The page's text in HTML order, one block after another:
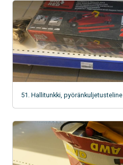
51. Hallitunkki, pyöränkuljetusteline